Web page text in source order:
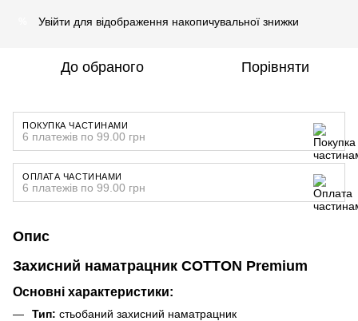
Увійти для відображення накопичувальної знижки
До обраного Порівняти
ПОКУПКА ЧАСТИНАМИ
6 платежів по 99.00 грн
ОПЛАТА ЧАСТИНАМИ
6 платежів по 99.00 грн
Опис
Захисний наматрацник COTTON Premium
Основні характеристики:
Тип: стьобаний захисний наматрацник